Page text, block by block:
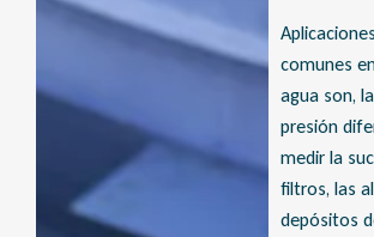
comunes
agua son,
presión
medir la
filtros, las
depósitos